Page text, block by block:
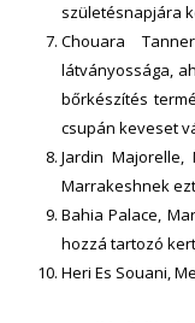
születésnapjára
Chouara
látványossága,
bőrkészítés
csupán keveset
Jardin
Marrakeshnek
Bahia Palace,
hozzá tartozó
Heri Es Souani,